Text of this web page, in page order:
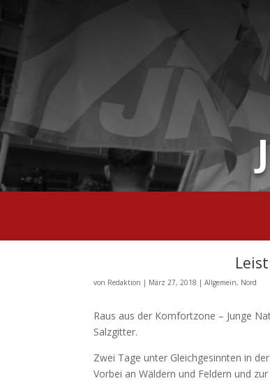
von Redaktion | März 27, 2018 |Allgemein, Nord
Raus aus der Komfortzone – Junge
Salzgitter.
Zwei Tage unter Gleichgesinnten in
Vorbei an Wäldern und Feldern und